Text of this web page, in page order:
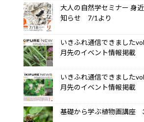
大人の自然学セミナー 身
知らせ 7/1より
いきふれ通信できました
月先のイベント情報掲載
いきふれ通信できました
月先のイベント情報掲載
基礎から学ぶ植物画講座